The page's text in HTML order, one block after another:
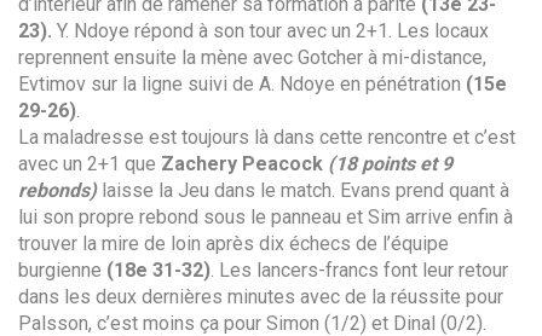
23). Y. Ndoye répond à son tour avec un 2+1. Les locaux
reprennent ensuite la mène avec Gotcher à mi-distance,
Evtimov sur la ligne suivi de A. Ndoye en pénétration (15e
29-26)
La maladresse est toujours là dans cette rencontre et c’est
avec un 2+1 que Zachery Peacock (18 points et 9
rebonds)laisse la Jeu dans le match. Evans prend quant à
lui son propre rebond sous le panneau et Sim arrive enfin à
trouver la mire de loin après dix échecs de l’équipe
burgienne (18e 31-32) . Les lancers-francs font leur retour
dans les deux dernières minutes avec de la réussite pour
Palsson, c’est moins ça pour Simon (1/2) et Dinal (0/2).